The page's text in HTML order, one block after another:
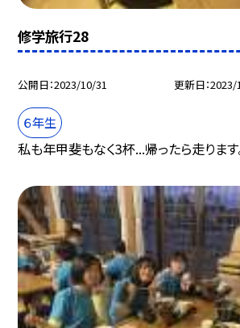
修学旅行28
公開日 2023/10/31 更新日 2023/
６年生
私も年甲斐もなく3杯...帰ったら走ります